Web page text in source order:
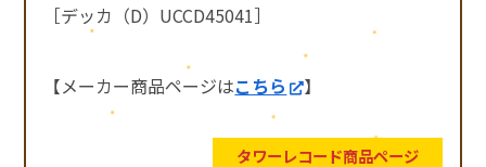
［デッカ（D）UCCD45041］
【メーカー商品ページはこちら 】
タワーレコード商品ページ